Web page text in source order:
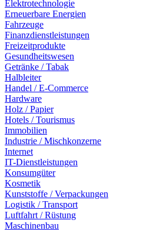
Elektrotechnologie
Erneuerbare Energien
Fahrzeuge
Finanzdienstleistungen
Freizeitprodukte
Gesundheitswesen
Getränke / Tabak
Halbleiter
Handel / E-Commerce
Hardware
Holz / Papier
Hotels / Tourismus
Immobilien
Industrie / Mischkonzerne
Internet
IT-Dienstleistungen
Konsumgüter
Kosmetik
Kunststoffe / Verpackungen
Logistik / Transport
Luftfahrt / Rüstung
Maschinenbau